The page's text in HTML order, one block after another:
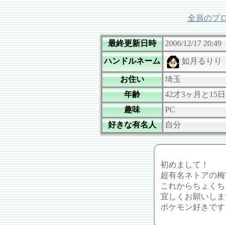
全員のプ
最終更新日時 2006/12/17 20:49
ハンドルネーム 如月るりり
お住い
埼玉
年齢
42才3ヶ月と15日
趣味
PC
好きな有名人
自分
初めまして！
超有名ネトアの
これからちょく
宜しくお願いしま
ポケモン好きで